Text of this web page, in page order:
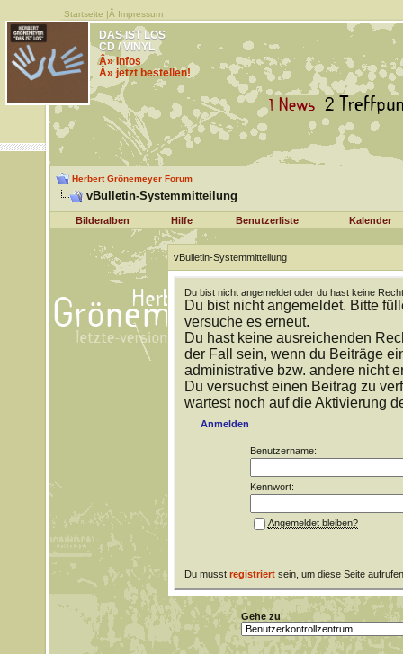
Startseite |Â Impressum
DAS IST LOS
CD / VINYL
Â» Infos
Â» jetzt bestellen!
Herbert Grönemeyer Forum
vBulletin-Systemmitteilung
Bilderalben Hilfe Benutzerliste Kalender
vBulletin-Systemmitteilung
Du bist nicht angemeldet oder du hast keine
Du bist nicht angemeldet. Bitte
versuche es erneut.
Du hast keine ausreichenden
der Fall sein, wenn du Beiträge
administrative bzw. andere nicht
Du versuchst einen Beitrag zu
wartest noch auf die Aktivierung
Anmelden
Benutzername:
Kennwort:
Angemeldet bleiben?
Du musst registriertsein, um diese Seite
Gehe zu